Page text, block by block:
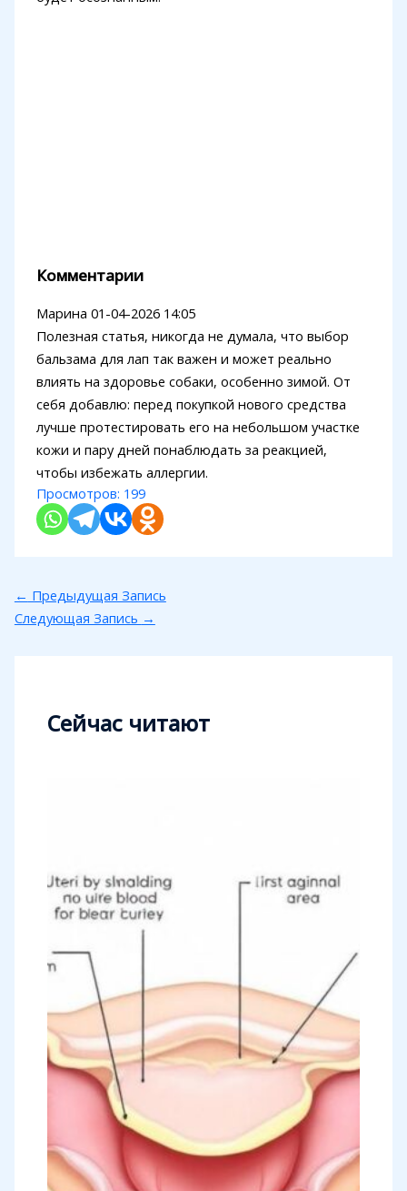
Комментарии
Марина 01-04-2026 14:05
Полезная статья, никогда не думала, что выбор
бальзама для лап так важен и может реально
влиять на здоровье собаки, особенно зимой. От
себя добавлю: перед покупкой нового средства
лучше протестировать его на небольшом участке
кожи и пару дней понаблюдать за реакцией,
чтобы избежать аллергии.
Просмотров: 199
← Предыдущая Запись
Следующая Запись →
Сейчас читают